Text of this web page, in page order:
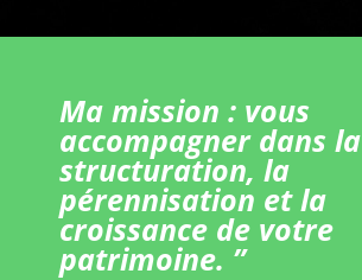
Ma mission : vous
accompagner dans la
structuration, la
pérennisation et la
croissance de votre
patrimoine. ”